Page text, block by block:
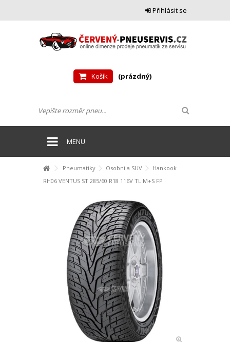
Přihlásit se
Košík (prázdný)
MENU
Pneumatiky Osobní a SUV
Hankook
RH06 VENTUS ST 285/60 R18 116V TL M+S FP